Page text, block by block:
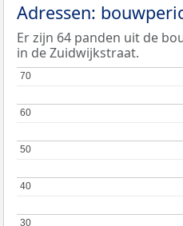
Adressen:
Er zijn 64 panden uit de
in de Zuidwijkstraat.
30
30
40
40
50
50
60
60
70
70